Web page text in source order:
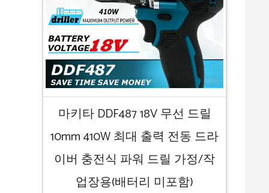
마키타 DDF487 18V 무선 드릴
10mm 410W 최대 출력 전동 드라
이버 충전식 파워 드릴 가정/작
업장용(배터리 미포함)